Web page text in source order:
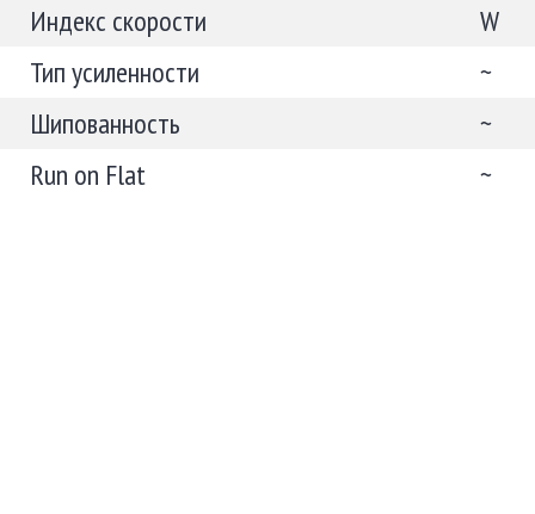
Индекс скорости
W
Тип усиленности
~
Шипованность
~
Run on Flat
~